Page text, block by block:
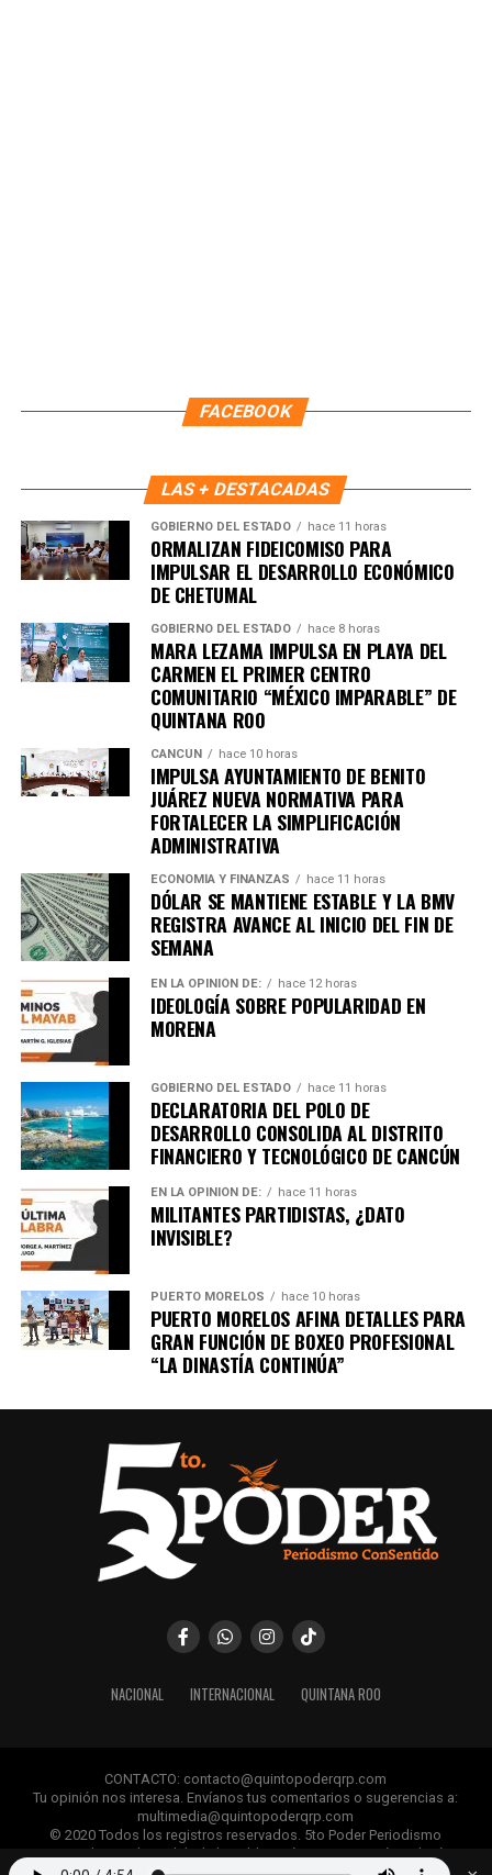
Recibe las noticias al instante
Únete al canal oficial de WhatsApp de
Quinto Podery recibe las noticias más
importantes de Quintana Roo directamente
en tu teléfono.
Unirme al canal de WhatsApp
FACEBOOK
LAS + DESTACADAS
GOBIERNO DEL ESTADO hace 11 horas
ORMALIZAN FIDEICOMISO PARA
IMPULSAR EL DESARROLLO ECONÓMICO
DE CHETUMAL
GOBIERNO DEL ESTADO hace 8 horas
MARA LEZAMA IMPULSA EN PLAYA DEL
CARMEN EL PRIMER CENTRO
COMUNITARIO “MÉXICO IMPARABLE” DE
QUINTANA ROO
CANCÚN hace 10 horas
IMPULSA AYUNTAMIENTO DE BENITO
JUÁREZ NUEVA NORMATIVA PARA
FORTALECER LA SIMPLIFICACIÓN
ADMINISTRATIVA
ECONOMÍA Y FINANZAS hace 11 horas
DÓLAR SE MANTIENE ESTABLE Y LA BMV
REGISTRA AVANCE AL INICIO DEL FIN DE
SEMANA
EN LA OPINIÓN DE: hace 12 horas
IDEOLOGÍA SOBRE POPULARIDAD EN
MORENA
GOBIERNO DEL ESTADO hace 11 horas
DECLARATORIA DEL POLO DE
DESARROLLO CONSOLIDA AL DISTRITO
FINANCIERO Y TECNOLÓGICO DE CANCÚN
EN LA OPINIÓN DE: hace 11 horas
MILITANTES PARTIDISTAS, ¿DATO
INVISIBLE?
PUERTO MORELOS hace 10 horas
PUERTO MORELOS AFINA DETALLES PARA
GRAN FUNCIÓN DE BOXEO PROFESIONAL
“LA DINASTÍA CONTINÚA”
NACIONAL INTERNACIONAL QUINTANA ROO
CONTACTO: contacto@quintopoderqrp.com
Tu opinión nos interesa. Envíanos tus comentarios o sugerencias a:
multimedia@quintopoderqrp.com
© 2020 Todos los registros reservados. 5to Poder Periodismo
ConSentido Queda prohibida la publicación, retransmisión, edición y